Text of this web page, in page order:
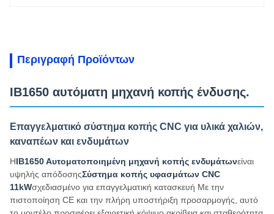
Περιγραφή Προϊόντων
ΙΒ1650 αυτόματη μηχανή κοπής ένδυσης.
Επαγγελματικό σύστημα κοπής CNC για υλικά χαλιών,
καναπέων και ενδυμάτων
ΗΙΒ1650 Αυτοματοποιημένη μηχανή κοπής ενδυμάτωνείναι
υψηλής απόδοσηςΣύστημα κοπής υφασμάτων CNC
11kWσχεδιασμένο για επαγγελματική κατασκευή Με την
πιστοποίηση CE και την πλήρη υποστήριξη προσαρμογής, αυτό